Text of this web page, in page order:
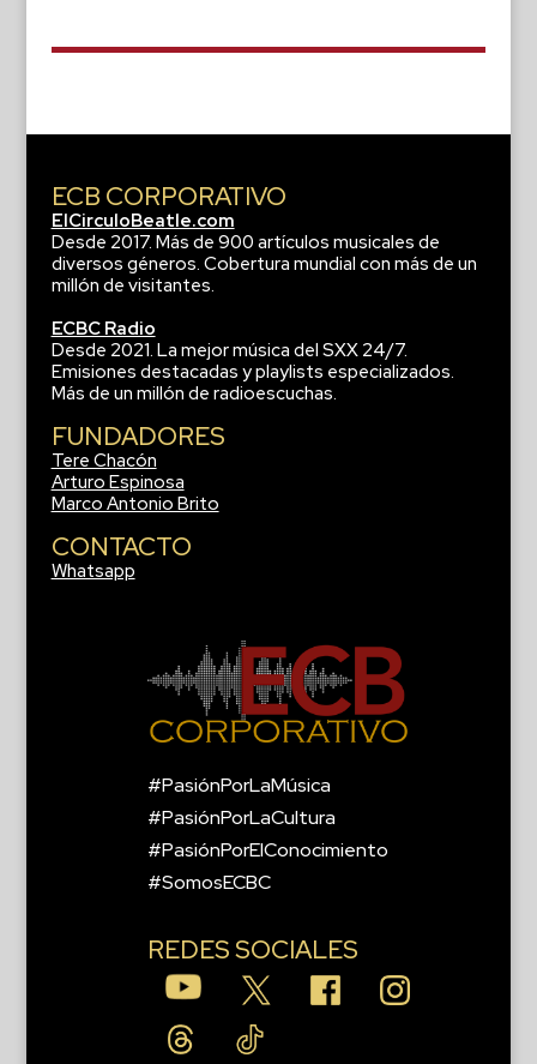
ECB CORPORATIVO
ElCirculoBeatle.com
Desde 2017. Más de 900 artículos musicales de
diversos géneros. Cobertura mundial con más de un
millón de visitantes.
ECBC Radio
Desde 2021. La mejor música del SXX 24/7.
Emisiones destacadas y playlists especializados.
Más de un millón de radioescuchas.
FUNDADORES
Tere Chacón
Arturo Espinosa
Marco Antonio Brito
CONTACTO
Whatsapp
#PasiónPorLaMúsica
#PasiónPorLaCultura
#PasiónPorElConocimiento
#SomosECBC
REDES SOCIALES